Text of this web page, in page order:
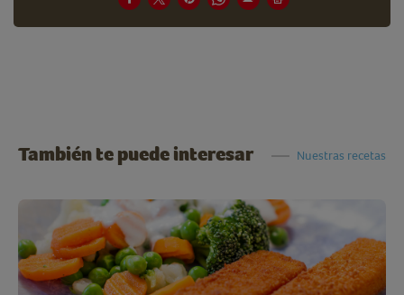
También te puede interesar Nuestras recetas